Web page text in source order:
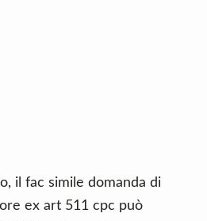
il fac simile domanda di
ex art 511 cpc può